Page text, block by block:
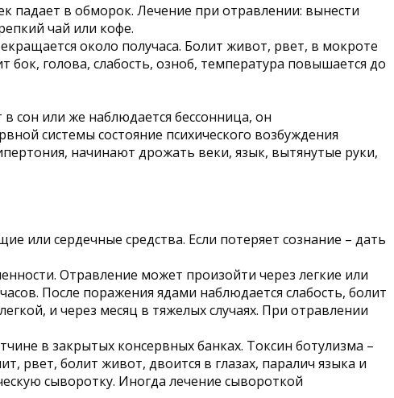
падает в обморок. Лечение при отравлении: вынести
чай или кофе.
около получаса. Болит живот, рвет, в мокроте
голова, слабость, озноб, температура повышается до
сон или же наблюдается бессонница, он
системы состояние психического возбуждения
начинают дрожать веки, язык, вытянутые руки,
или сердечные средства. Если потеряет сознание – дать
Отравление может произойти через легкие или
После поражения ядами наблюдается слабость, болит
и через месяц в тяжелых случаях. При отравлении
в закрытых консервных банках. Токсин ботулизма –
рвет, болит живот, двоится в глазах, паралич языка и
сыворотку. Иногда лечение сывороткой